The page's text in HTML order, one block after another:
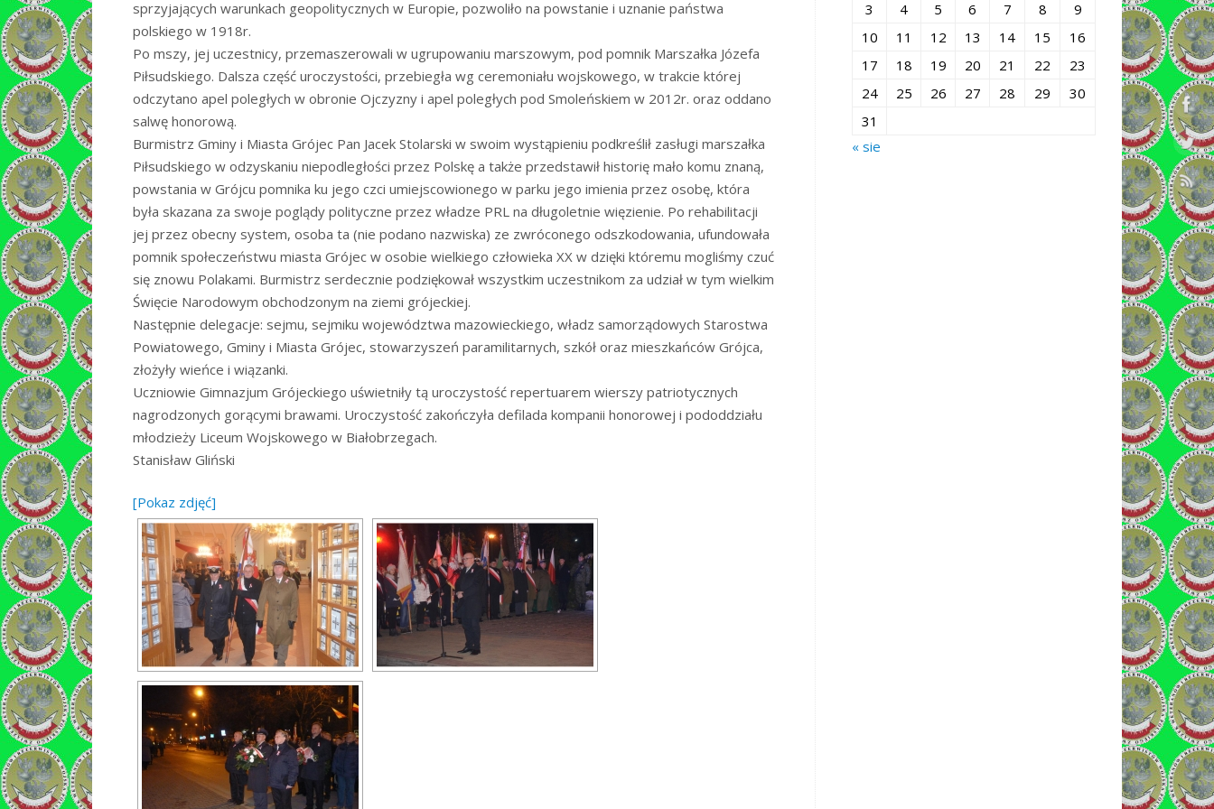
sprzyjających warunkach geopolitycznych w Europie, pozwoliło na powstanie i uznanie państwa
polskiego w 1918r.
Po mszy, jej uczestnicy, przemaszerowali w ugrupowaniu marszowym, pod pomnik Marszałka Józefa
Piłsudskiego. Dalsza część uroczystości, przebiegła wg ceremoniału wojskowego, w trakcie której
odczytano apel poległych w obronie Ojczyzny i apel poległych pod Smoleńskiem w 2012r. oraz oddano
salwę honorową.
Burmistrz Gminy i Miasta Grójec Pan Jacek Stolarski w swoim wystąpieniu podkreślił zasługi marszałka
Piłsudskiego w odzyskaniu niepodległości przez Polskę a także przedstawił historię mało komu znaną,
powstania w Grójcu pomnika ku jego czci umiejscowionego w parku jego imienia przez osobę, która
była skazana za swoje poglądy polityczne przez władze PRL na długoletnie więzienie. Po rehabilitacji
jej przez obecny system, osoba ta (nie podano nazwiska) ze zwróconego odszkodowania, ufundowała
pomnik społeczeństwu miasta Grójec w osobie wielkiego człowieka XX w dzięki któremu mogliśmy czuć
się znowu Polakami. Burmistrz serdecznie podziękował wszystkim uczestnikom za udział w tym wielkim
Święcie Narodowym obchodzonym na ziemi grójeckiej.
Następnie delegacje: sejmu, sejmiku województwa mazowieckiego, władz samorządowych Starostwa
Powiatowego, Gminy i Miasta Grójec, stowarzyszeń paramilitarnych, szkół oraz mieszkańców Grójca,
złożyły wieńce i wiązanki.
Uczniowie Gimnazjum Grójeckiego uświetniły tą uroczystość repertuarem wierszy patriotycznych
nagrodzonych gorącymi brawami. Uroczystość zakończyła defilada kompanii honorowej i pododdziału
młodzieży Liceum Wojskowego w Białobrzegach.
Stanisław Gliński
[Pokaz zdjęć]
« sie
3 4 5 6 7 8
9
10
11 12 13 14 15
16
17
18 19 20 21 22
23
24
25 26 27 28 29
30
31